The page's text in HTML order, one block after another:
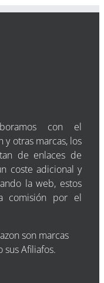
con el
y otras marcas, los
de enlaces de
coste adicional y
la web, estos
comisión por el
son marcas
sus Afiliafos.